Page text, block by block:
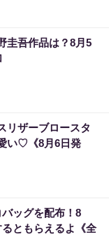
圭吾作品は？8月5
リザーブロースタ
い♡《8月6日発
ッグを配布！8
ともらえるよ《全